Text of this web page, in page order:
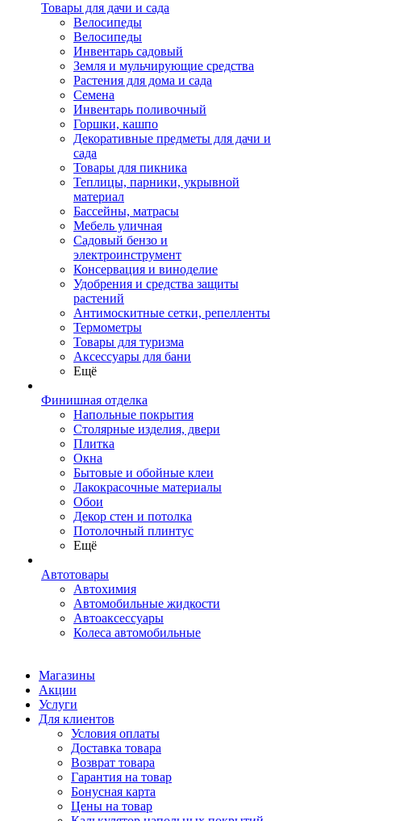
Товары для дачи и сада
Велосипеды
Велосипеды
Инвентарь садовый
Земля и мульчирующие средства
Растения для дома и сада
Семена
Инвентарь поливочный
Горшки, кашпо
Декоративные предметы для дачи и
сада
Товары для пикника
Теплицы, парники, укрывной
материал
Бассейны, матрасы
Мебель уличная
Садовый бензо и
электроинструмент
Консервация и виноделие
Удобрения и средства защиты
растений
Антимоскитные сетки, репелленты
Термометры
Товары для туризма
Аксессуары для бани
Ещё
Финишная отделка
Напольные покрытия
Столярные изделия, двери
Плитка
Окна
Бытовые и обойные клеи
Лакокрасочные материалы
Обои
Декор стен и потолка
Потолочный плинтус
Ещё
Автотовары
Автохимия
Автомобильные жидкости
Автоаксессуары
Колеса автомобильные
Магазины
Акции
Услуги
Для клиентов
Условия оплаты
Доставка товара
Возврат товара
Гарантия на товар
Бонусная карта
Цены на товар